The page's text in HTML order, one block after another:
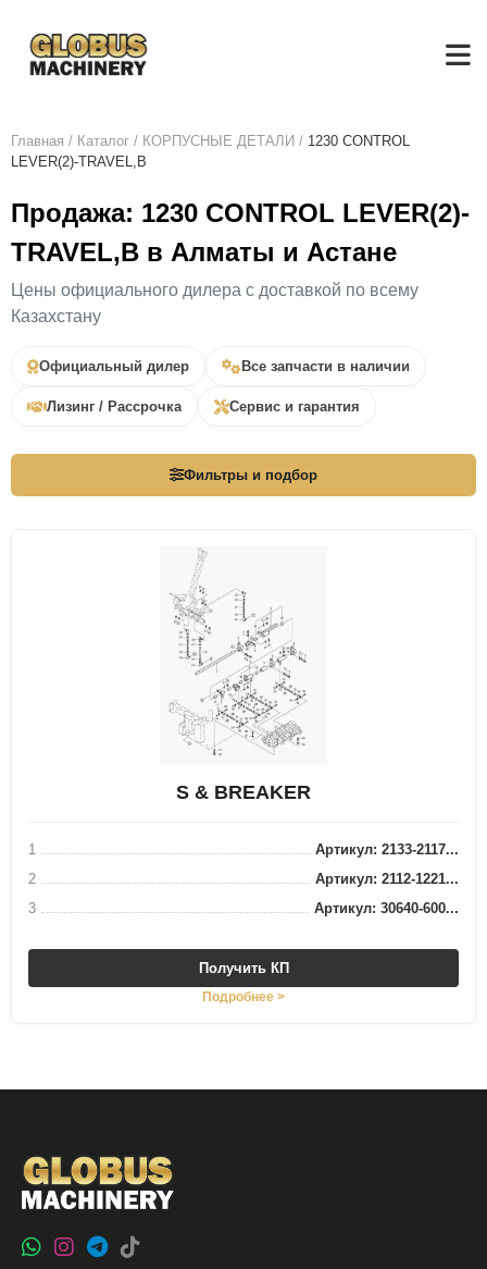
Главная / Каталог / КОРПУСНЫЕ ДЕТАЛИ / 1230 CONTROL
LEVER(2)-TRAVEL,B
Продажа: 1230 CONTROL LEVER(2)-
TRAVEL,B в Алматы и Астане
Цены официального дилера с доставкой по всему
Казахстану
Официальный дилер Все запчасти в наличии
Лизинг / Рассрочка Сервис и гарантия
Фильтры и подбор
S & BREAKER
1
Артикул: 2133-2117...
2
Артикул: 2112-1221...
3
Артикул: 30640-600...
Получить КП
Подробнее >